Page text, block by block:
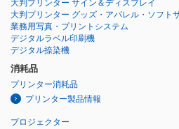
大判プリンター サイン＆ディスプレイ
大判プリンター グッズ・アパレル・ソフト
業務用写真・プリントシステム
デジタルラベル印刷機
デジタル捺染機
消耗品
プリンター消耗品
プリンター製品情報
プロジェクター